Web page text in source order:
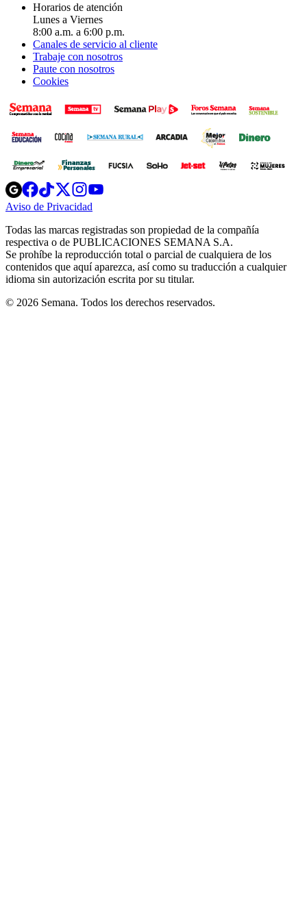
Horarios de atención
Lunes a Viernes
8:00 a.m. a 6:00 p.m.
Canales de servicio al cliente
Trabaje con nosotros
Paute con nosotros
Cookies
Opens
in
new
Opens
in
new
Opens
in
new
window
Opens
new
windowwindow
Aviso de Privacidad
new
window
Todas las marcas registradas son propiedad de la compañía
respectiva o de PUBLICACIONES SEMANA S.A.
Se prohíbe la reproducción total o parcial de cualquiera de los
contenidos que aquí aparezca, así como su traducción a cualquier
idioma sin autorización escrita por su titular.
© 2026 Semana. Todos los derechos reservados.